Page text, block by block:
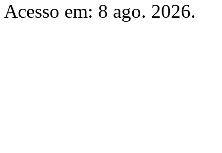
Acesso em: 8 ago. 2026.